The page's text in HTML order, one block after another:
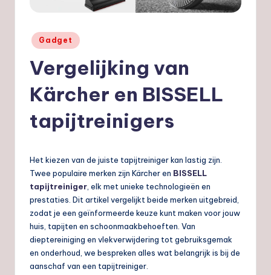
s.
nl
Geplaatst
in
Gadget
Vergelijking van
Kärcher en BISSELL
tapijtreinigers
Het kiezen van de juiste tapijtreiniger kan lastig zijn.
Twee populaire merken zijn Kärcher en BISSELL
tapijtreiniger , elk met unieke technologieën en
prestaties. Dit artikel vergelijkt beide merken uitgebreid,
zodat je een geïnformeerde keuze kunt maken voor jouw
huis, tapijten en schoonmaakbehoeften. Van
dieptereiniging en vlekverwijdering tot gebruiksgemak
en onderhoud, we bespreken alles wat belangrijk is bij de
aanschaf van een tapijtreiniger.